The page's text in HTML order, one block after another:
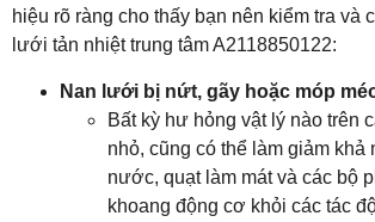
hiệu rõ ràng cho thấy bạn nên kiểm tra và
lưới tản nhiệt trung tâm A2118850122:
Nan lưới bị nứt, gãy hoặc móp
Bất kỳ hư hỏng vật lý nào trên
nhỏ, cũng có thể làm giảm khả
nước, quạt làm mát và các bộ
khoang động cơ khỏi các tác